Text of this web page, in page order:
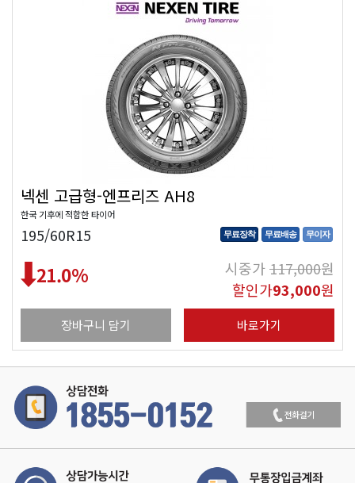
넥센 고급형-엔프리즈 AH8
한국 기후에 적합한 타이어
195/60R15 무료장착 무료배송 무이자
21.0% 시중가117,000원
할인가93,000원
장바구니 담기 바로가기